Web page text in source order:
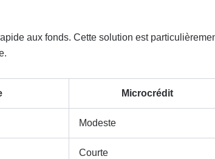
aux fonds. Cette solution est
Microcrédit
Modeste
Courte